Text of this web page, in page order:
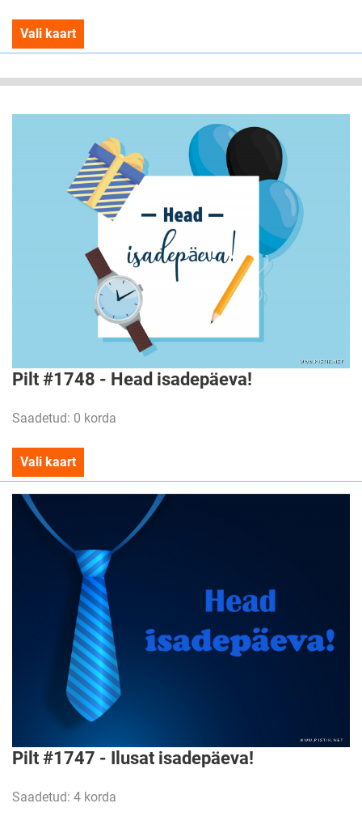
Vali kaart
Pilt #1748 - Head isadepäeva!
Saadetud: 0 korda
Vali kaart
Pilt #1747 - Ilusat isadepäeva!
Saadetud: 4 korda